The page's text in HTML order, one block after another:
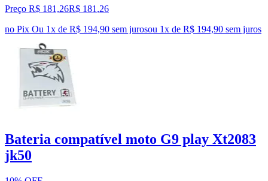
Preço R$ 181,26R$ 181 ,26
no Pix Ou 1x de R$ 194,90 sem jurosou 1x de R$ 194,90 sem juros
Bateria compatível moto G9 play Xt2083
jk50